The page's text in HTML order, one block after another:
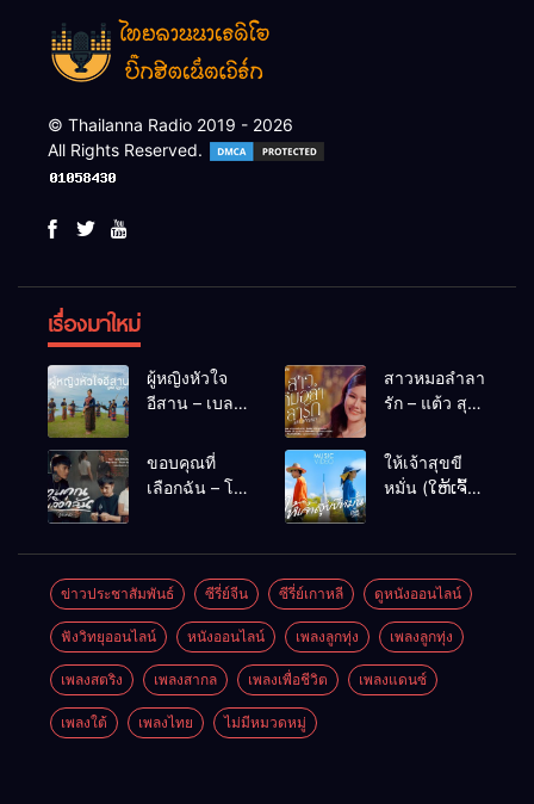
© Thailanna Radio 2019 - 2026
All Rights Reserved.
เรื่องมาใหม่
ผู้หญิงหัวใจ
อีสาน – เบลล์
[COVER
VERSION]
สาวหมอลำลา
รัก – แต้ว สุ
ขอบคุณที่
เลือกฉัน – โต๋
ให้เจ้าสุขขี
หมั่น (ໃຫ້ເຈົ້າ
ข่าวประชาสัมพันธ์ ซีรี่ย์จีน ซีรี่ย์เกาหลี ดูหนังออนไลน์
ฟังวิทยุออนไลน์ หนังออนไลน์ เพลงลูกทุ่ง เพลงลูกทุ่ง
เพลงสตริง เพลงสากล เพลงเพื่อชีวิต เพลงแดนซ์
เพลงใต้ เพลงไทย ไม่มีหมวดหมู่